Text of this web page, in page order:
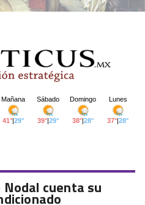
cuenta su